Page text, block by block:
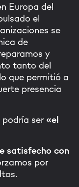
Europa del
el
se
de
y
tanto del
que permitió a
presencia
ser «el
satisfecho con
por